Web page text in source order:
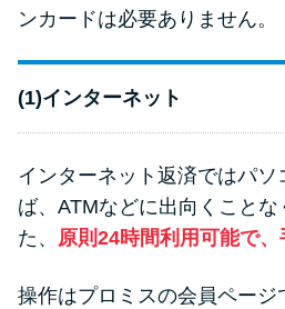
ンカードは必要ありません。
(1)インターネット
インターネット返済ではパ
ば、ATMなどに出向くこと
た、 原則24時間利用可能で
操作はプロミスの会員ページ